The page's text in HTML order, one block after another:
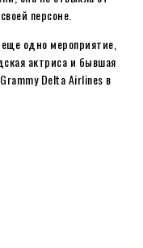
персоне.
одно мероприятие,
актриса и бывшая
Delta Airlines в